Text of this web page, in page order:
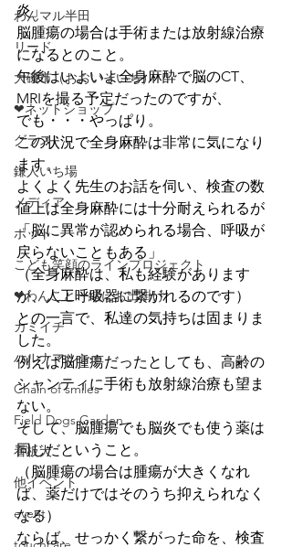
わんマル半田
リード
大磯市（おおいそいち）
❤ネットショップ
グラス
鎌人いち場
メディア
ポット
こども笑顔のラインプロジェクト
❤わんこと一緒にお出掛け
カミイチ
ハルナマルシェ
Chain of smiles
Field Dogs Garden
看板犬
他イベント
event
炎」
脳腫瘍の場合は手術または放射線治療
になるとのこと。
午後はいよいよ全身麻酔で脳のCT、
MRIを撮る予定だったのですが、
でも・・・やっぱり。
この状況で全身麻酔は非常に気になり
ます。
よくよく先生のお話を伺い、検査の数
値上は全身麻酔には十分耐えられるが
「脳に異常が認められる場合、呼吸が
戻らないこともある」
（全身麻酔は、私も経験があります
が、人工呼吸器に繋がれるのです）
との一言で、私達の気持ちは固まりま
した。
例えば脳腫瘍だったとしても、高齢の
シャンティに手術も放射線治療も望ま
ない。
そして、脳腫瘍でも脳炎でも使う薬は
同じだということ。
（脳腫瘍の場合は腫瘍が大きくなれ
ば、薬だけではそのうち抑えられなく
なる）
ならば、せっかく繋がった命を、検査